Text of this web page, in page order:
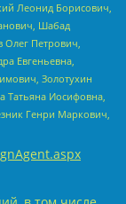
Леонид Борисович,
Шабад
Олег Петрович,
Евгеньевна,
Золотухин
Татьяна Иосифовна,
Генри Маркович,